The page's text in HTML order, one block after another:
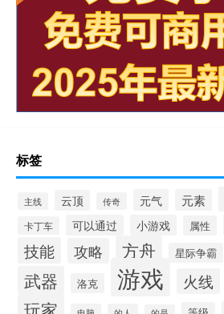
标签
主线 云顶 传奇 元气 元素
卡丁车 可以通过 小游戏 属性
技能 攻略 方舟 星际争霸
武器 洛克 游戏 火线
玩家